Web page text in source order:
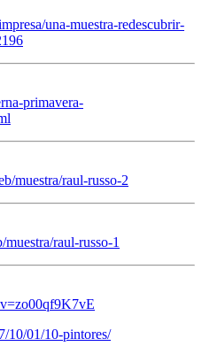
una-muestra-redescubrir-
primavera-
muestra/raul-russo-2
raul-russo-1
10/01/10-pintores/